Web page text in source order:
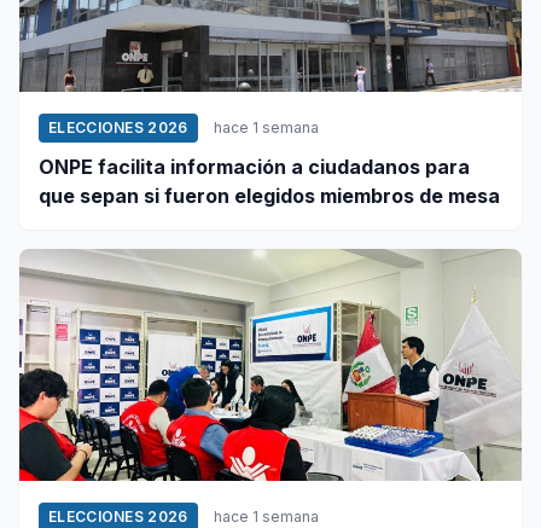
ELECCIONES 2026 hace 1 semana
ONPE facilita información a ciudadanos para
que sepan si fueron elegidos miembros de mesa
ELECCIONES 2026 hace 1 semana